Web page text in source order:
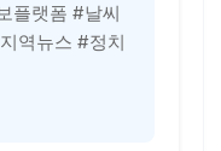
플랫폼 #날씨
역뉴스 #정치